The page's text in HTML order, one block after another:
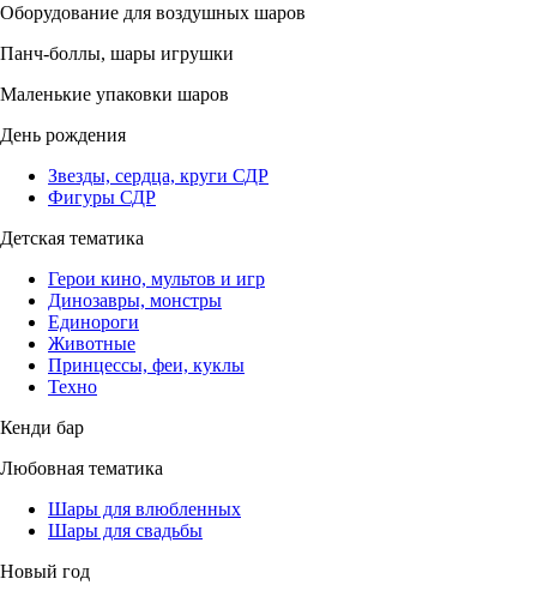
Оборудование для воздушных шаров
Панч-боллы, шары игрушки
Маленькие упаковки шаров
День рождения
Звезды, сердца, круги СДР
Фигуры СДР
Детская тематика
Герои кино, мультов и игр
Динозавры, монстры
Единороги
Животные
Принцессы, феи, куклы
Техно
Кенди бар
Любовная тематика
Шары для влюбленных
Шары для свадьбы
Новый год